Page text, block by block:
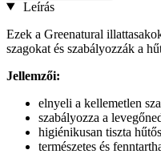
Leírás
Ezek a Greenatural
szagokat és szabályozzák a
Jellemzői:
elnyeli a kellemetlen
szabályozza a
higiénikusan tiszta
természetes és